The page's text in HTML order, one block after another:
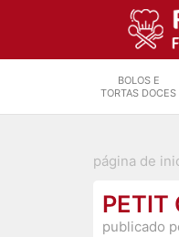
BOLOS E
TORTAS DOCES
página de
PETIT
publicado